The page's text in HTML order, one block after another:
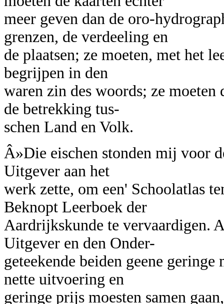
meer geven dan de oro-
grenzen, de verdeeling en
de plaatsen; ze moeten, met het
begrijpen in den
waren zin des woords; ze
de betrekking tus-
schen Land en Volk.
Â»Die eischen stonden mij voor
Uitgever aan het
werk zette, om een' Schoolatlas
Beknopt Leerboek der
Aardrijkskunde te vervaardigen.
Uitgever en den Onder-
geteekende beiden geene
nette uitvoering en
geringe prijs moesten samen